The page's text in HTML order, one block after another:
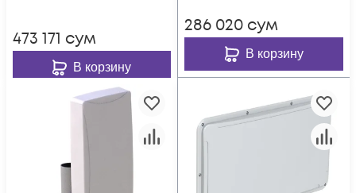
473 171 сум
В корзину
286 020 сум
В корзину